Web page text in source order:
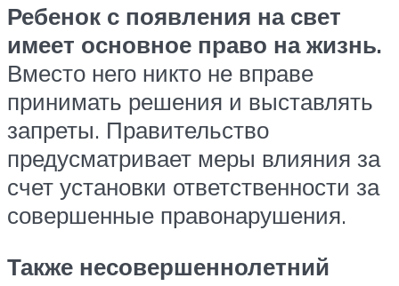
Ребенок с появления на свет
имеет основное право на жизнь.
Вместо него никто не вправе
принимать решения и выставлять
запреты. Правительство
предусматривает меры влияния за
счет установки ответственности за
совершенные правонарушения.
Также несовершеннолетний